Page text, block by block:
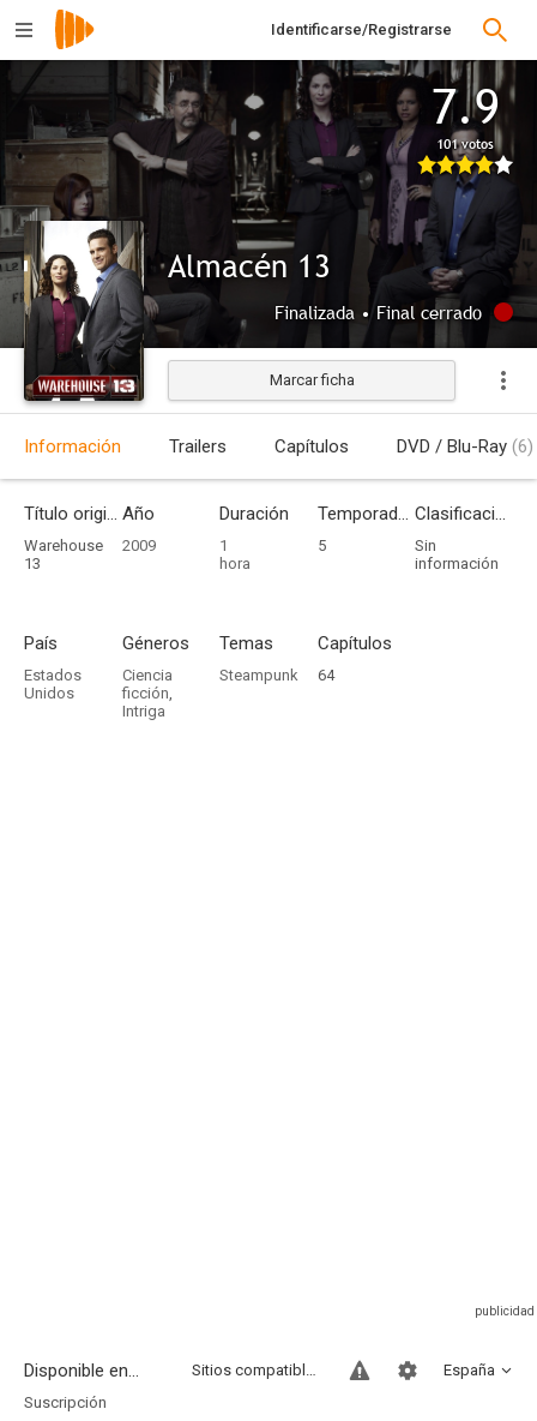
Identificarse/Registrarse
7.9
101 votos
Almacén 13
Finalizada • Final cerrado
Marcar ficha
Información Trailers Capítulos DVD / Blu-Ray (6)
Título original
Warehouse
13
Año
2009
Duración
1
hora
Temporadas
5
Clasificación por edades
Sin
información
País
Estados
Unidos
Géneros
Ciencia
ficción,
Intriga
Temas
Steampunk
Capítulos
64
Disponible en... España
Sitios compatibles
Suscripción